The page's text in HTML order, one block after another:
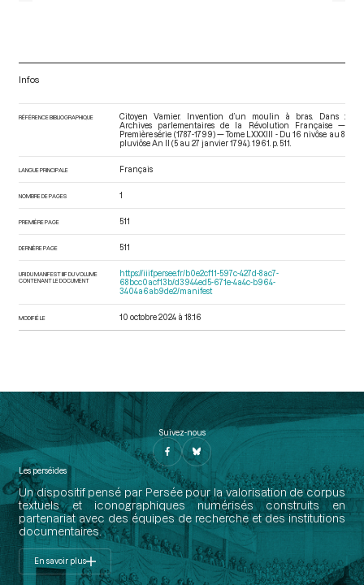
Infos
RÉFÉRENCE BIBLIOGRAPHIQUE
Citoyen Vamier. Invention d’un moulin à bras. Dans :
Archives parlementaires de la Révolution Française —
Première série (1787-1799) — Tome LXXXIII - Du 16 nivôse au 8
pluviôse An II (5 au 27 janvier 1794) . 1961. p. 511.
LANGUE PRINCIPALE Français
NOMBRE DE PAGES 1
PREMIÈRE PAGE 511
DERNIÈRE PAGE 511
URI DU MANIFEST IIIF DU VOLUME
CONTENANT LE DOCUMENT
https://iiif.persee.fr/b0e2cf11-597c-427d-8ac7-
68bcc0acf13b/d3944ed5-671e-4a4c-b964-
3404a6ab9de2/manifest
MODIFIÉ LE 10 octobre 2024 à 18:16
Suivez-nous
Les perséides
Un dispositif pensé par Persée pour la valorisation de corpus
textuels et iconographiques numérisés construits en
partenariat avec des équipes de recherche et des institutions
documentaires.
En savoir plus